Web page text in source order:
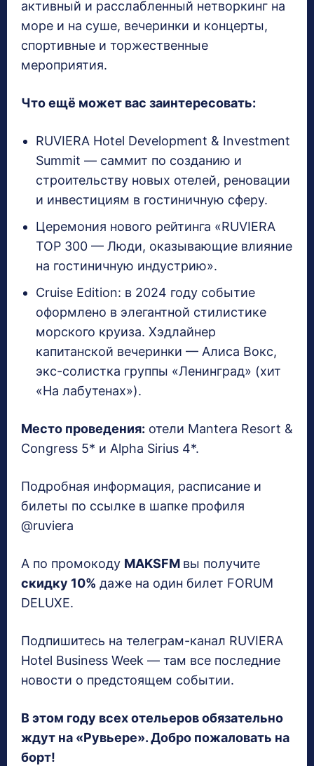
активный и расслабленный нетворкинг на
море и на суше, вечеринки и концерты,
спортивные и торжественные
мероприятия.
Что ещё может вас заинтересовать:
RUVIERA Hotel Development & Investment
Summit — саммит по созданию и
строительству новых отелей, реновации
и инвестициям в гостиничную сферу.
Церемония нового рейтинга «RUVIERA
TOP 300 — Люди, оказывающие влияние
на гостиничную индустрию».
Cruise Edition: в 2024 году событие
оформлено в элегантной стилистике
морского круиза. Хэдлайнер
капитанской вечеринки — Алиса Вокс,
экс-солистка группы «Ленинград» (хит
«На лабутенах»).
Место проведения: отели Mantera Resort &
Congress 5* и Alpha Sirius 4*.
Подробная информация, расписание и
билеты по ссылке в шапке профиля
@ruviera
А по промокоду MAKSFM вы получите
скидку 10% даже на один билет FORUM
DELUXE.
Подпишитесь на телеграм-канал RUVIERA
Hotel Business Week — там все последние
новости о предстоящем событии.
В этом году всех отельеров обязательно
ждут на «Рувьере». Добро пожаловать на
борт!